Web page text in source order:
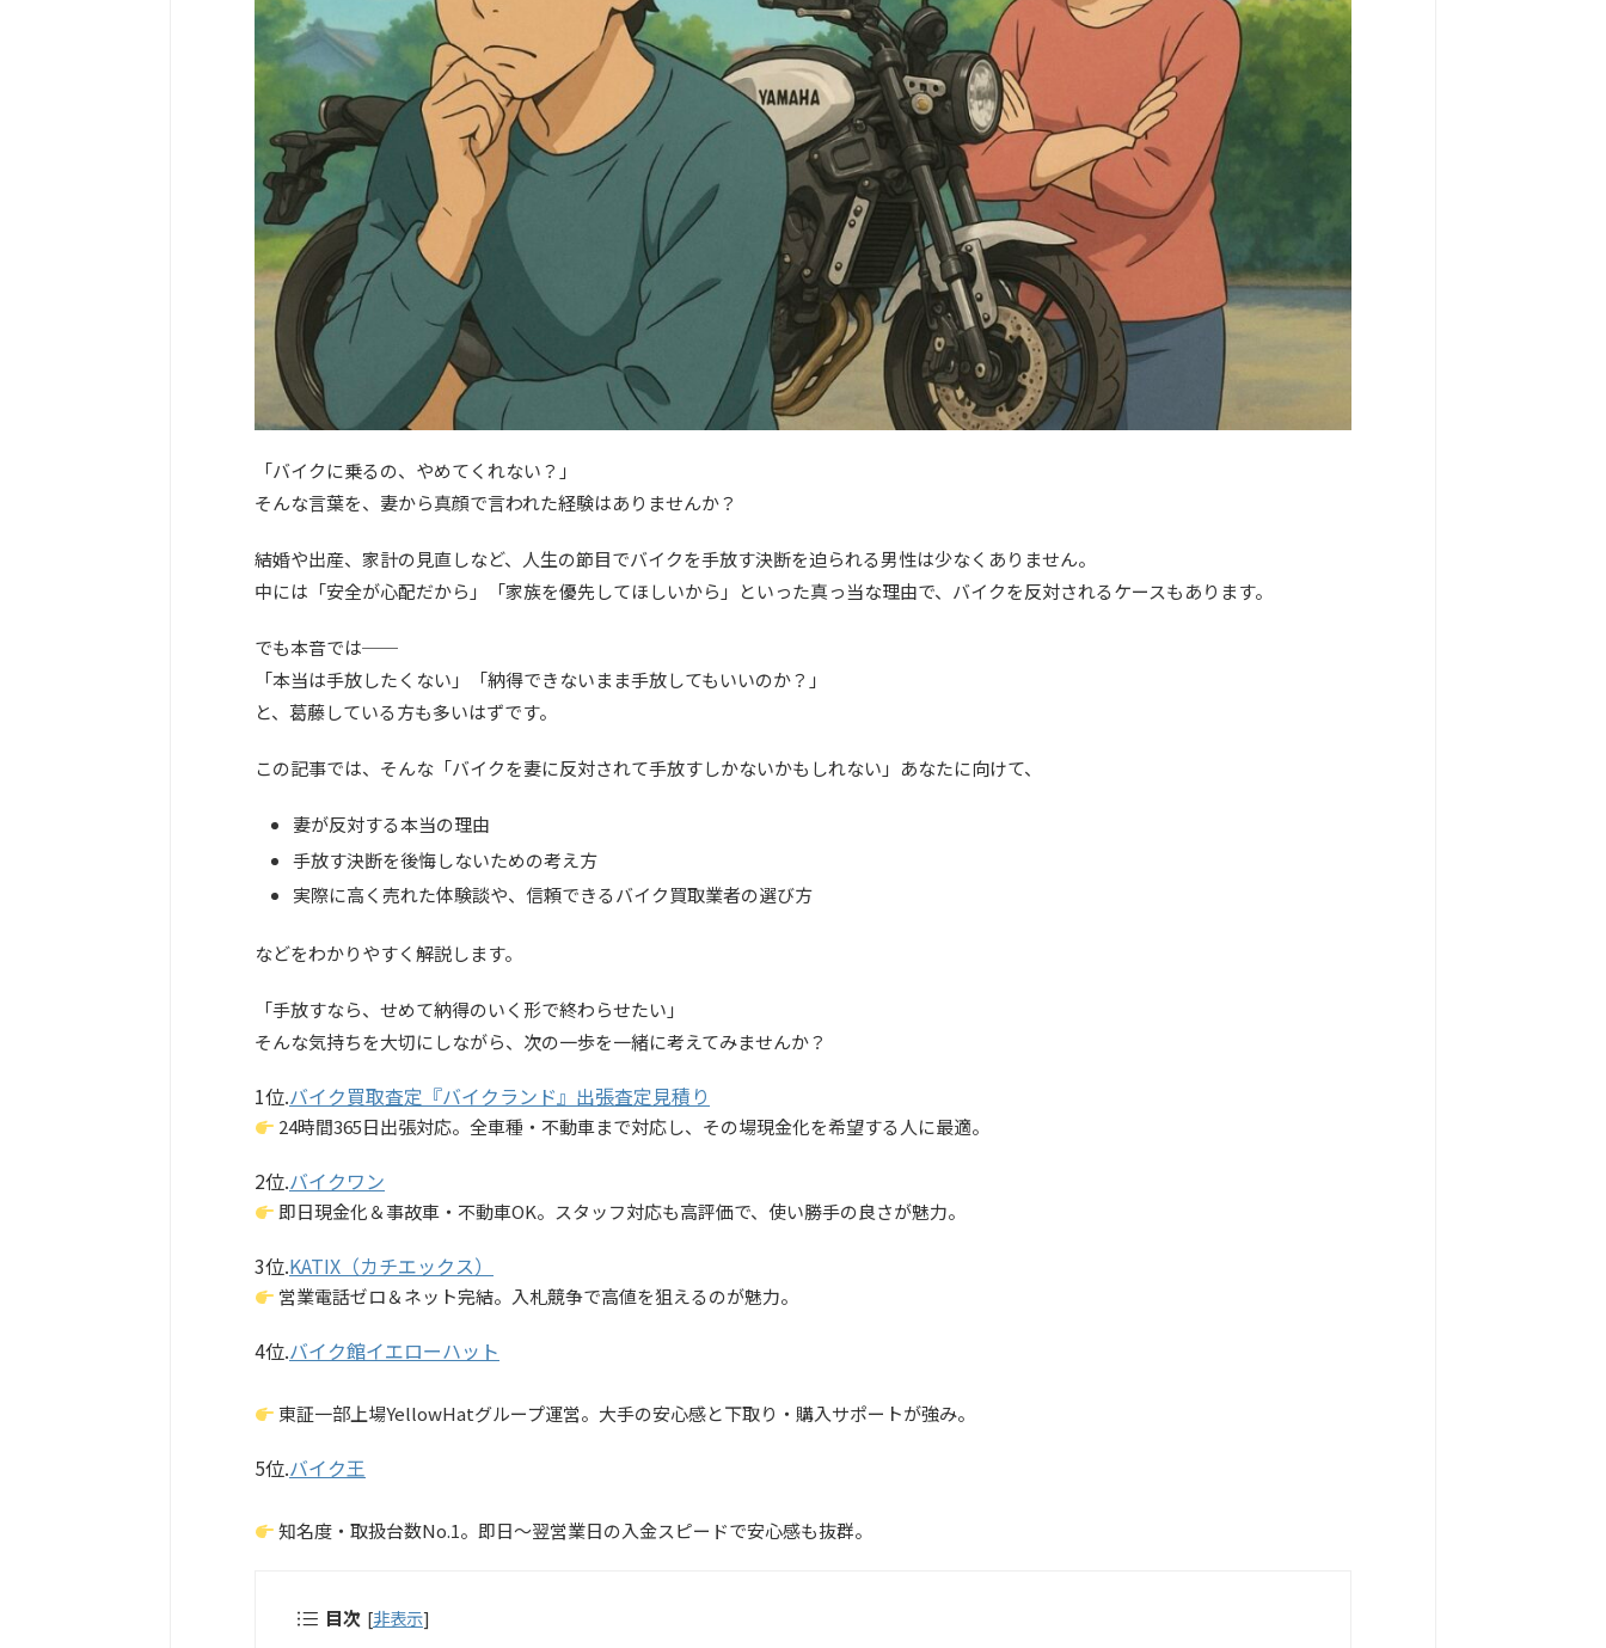
「バイクに乗るの、やめてくれない？」
そんな言葉を、妻から真顔で言われた経験はありませんか？
結婚や出産、家計の見直しなど、人生の節目でバイクを手放す決断を迫られる男性は少なくありません。
中には「安全が心配だから」「家族を優先してほしいから」といった真っ当な理由で、バイクを反対されるケースもあります。
でも本音では──
「本当は手放したくない」「納得できないまま手放してもいいのか？」
と、葛藤している方も多いはずです。
この記事では、そんな「バイクを妻に反対されて手放すしかないかもしれない」あなたに向けて、
妻が反対する本当の理由
手放す決断を後悔しないための考え方
実際に高く売れた体験談や、信頼できるバイク買取業者の選び方
などをわかりやすく解説します。
「手放すなら、せめて納得のいく形で終わらせたい」
そんな気持ちを大切にしながら、次の一歩を一緒に考えてみませんか？
1位.バイク買取査定『バイクランド』出張査定見積り
24時間365日出張対応。全車種・不動車まで対応し、その場現金化を希望する人に最適。
2位.バイクワン
即日現金化＆事故車・不動車OK。スタッフ対応も高評価で、使い勝手の良さが魅力。
3位.KATIX（カチエックス）
営業電話ゼロ＆ネット完結。入札競争で高値を狙えるのが魅力。
4位.バイク館イエローハット
東証一部上場YellowHatグループ運営。大手の安心感と下取り・購入サポートが強み。
5位.バイク王
知名度・取扱台数No.1。即日〜翌営業日の入金スピードで安心感も抜群。
目次 [非表示]